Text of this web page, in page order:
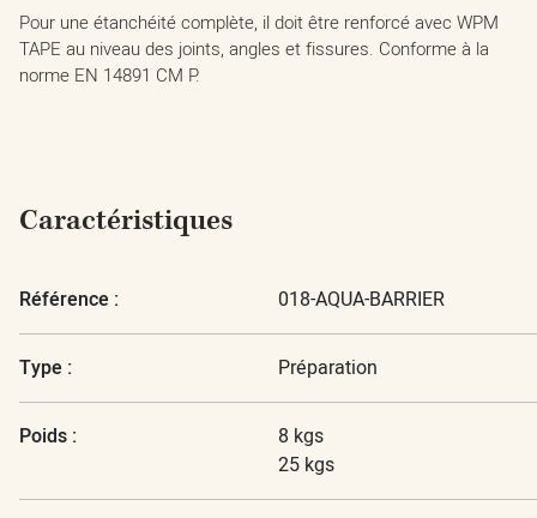
Pour une étanchéité complète, il doit être renforcé avec WPM
TAPE au niveau des joints, angles et fissures. Conforme à la
norme EN 14891 CM P.
Caractéristiques
Référence : 018-AQUA-BARRIER
Type : Préparation
Poids :
8 kgs
25 kgs